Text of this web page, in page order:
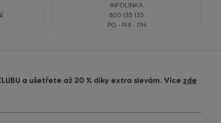
INFOLINKA
800 135 135
PO - PI 8 - 17H
a ušetřete až 20 % díky extra slevám. Více zde